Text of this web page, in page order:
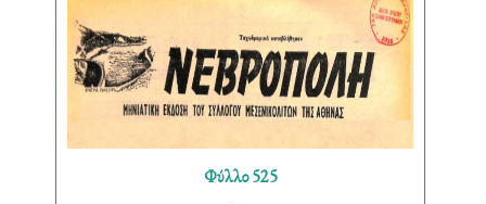
Φύλλο 525